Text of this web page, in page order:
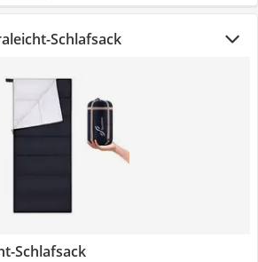
Schlafsack
Schlafsack